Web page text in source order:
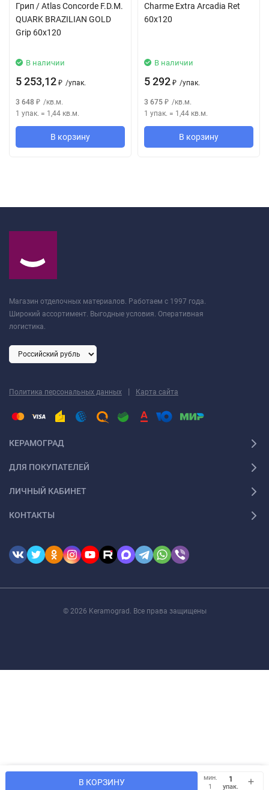
В КОРЗИНУ
мин.
1
упак.
Грип / Atlas Concorde F.D.M.
QUARK BRAZILIAN GOLD
Grip 60x120
В наличии
5 253,12 ₽ /упак.
3 648 ₽ /кв.м.
1 упак. = 1,44 кв.м.
В корзину
Charme Extra Arcadia Ret
60x120
В наличии
5 292 ₽ /упак.
3 675 ₽ /кв.м.
1 упак. = 1,44 кв.м.
В корзину
Магазин отделочных материалов. Работаем с 1997 года.
Широкий ассортимент. Выгодные условия. Оперативная
логистика.
Политика персональных данных | Карта сайта
КЕРАМОГРАД
ДЛЯ ПОКУПАТЕЛЕЙ
ЛИЧНЫЙ КАБИНЕТ
КОНТАКТЫ
© 2026 Keramograd. Все права защищены
Мы используем файлы cookie, чтобы сайт был лучше для
OK